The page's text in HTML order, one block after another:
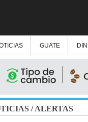
GUATE
/ALERTAS